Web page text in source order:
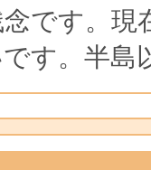
です。
す。半島